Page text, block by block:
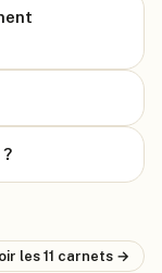
les11 carnets →